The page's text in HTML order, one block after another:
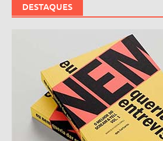
DESTAQUES